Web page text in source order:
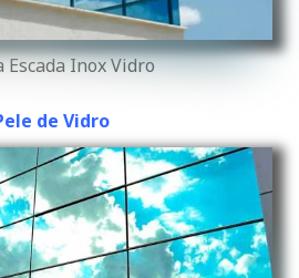
Escada Inox Vidro
de Vidro